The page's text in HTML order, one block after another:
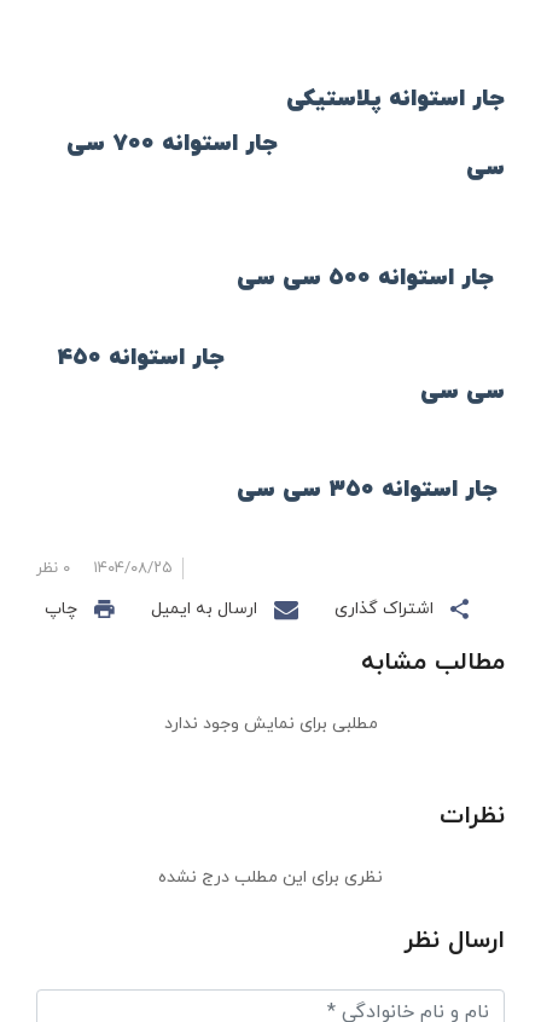
جار استوانه پلاستیکی
جار استوانه ۷۰۰ سی
سی
جار استوانه ۵۰۰ سی سی
جار استوانه ۴۵۰
سی سی
جار استوانه ۳۵۰ سی سی
۱۴۰۴/۰۸/۲۵ ۰ نظر
اشتراک گذاری ارسال به ایمیل چاپ
مطالب مشابه
مطلبی برای نمایش وجود ندارد
نظرات
نظری برای این مطلب درج نشده
ارسال نظر